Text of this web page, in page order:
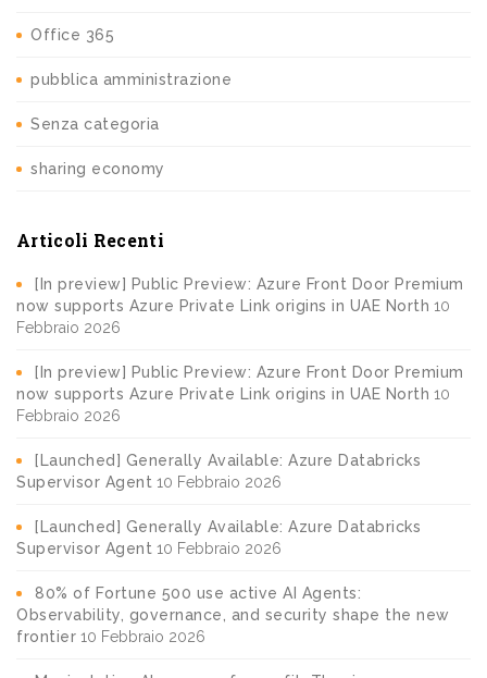
Office 365
pubblica amministrazione
Senza categoria
sharing economy
Articoli Recenti
[In preview] Public Preview: Azure Front Door Premium
now supports Azure Private Link origins in UAE North 10
Febbraio 2026
[In preview] Public Preview: Azure Front Door Premium
now supports Azure Private Link origins in UAE North 10
Febbraio 2026
[Launched] Generally Available: Azure Databricks
Supervisor Agent 10 Febbraio 2026
[Launched] Generally Available: Azure Databricks
Supervisor Agent 10 Febbraio 2026
80% of Fortune 500 use active AI Agents:
Observability, governance, and security shape the new
frontier 10 Febbraio 2026